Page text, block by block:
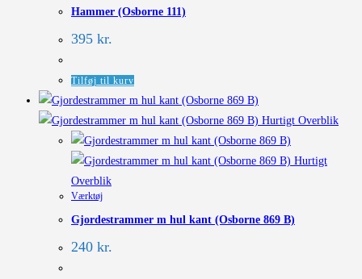
Hammer (Osborne 111)
395 kr.
Tilføj til kurv
Hurtigt Overblik
Hurtigt
Overblik
Værktøj
Gjordestrammer m hul kant (Osborne 869 B)
240 kr.